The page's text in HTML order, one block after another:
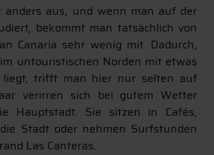
anders aus, und wenn man auf der
bekommt man tatsächlich von
Canaria sehr wenig mit. Dadurch,
untouristischen Norden mit etwas
liegt, trifft man hier nur selten auf
verirren sich bei gutem Wetter
Hauptstadt. Sie sitzen in Cafés,
Stadt oder nehmen Surfstunden
Las Canteras.